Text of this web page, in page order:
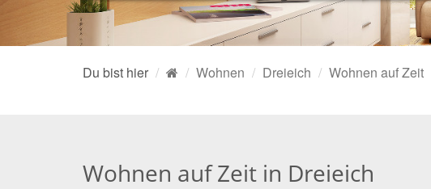
Du bist hier Wohnen Dreieich Wohnen auf Zeit
Wohnen auf Zeit in Dreieich